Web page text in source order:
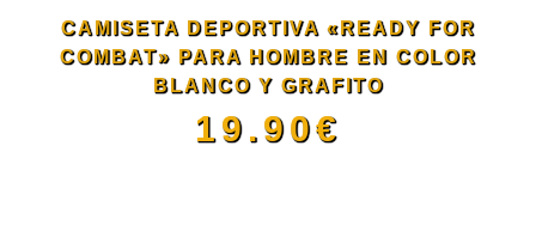
se
pueden
elegir
CAMISETA DEPORTIVA «READY FOR
COMBAT» PARA HOMBRE EN COLOR
BLANCO Y GRAFITO
19.90€